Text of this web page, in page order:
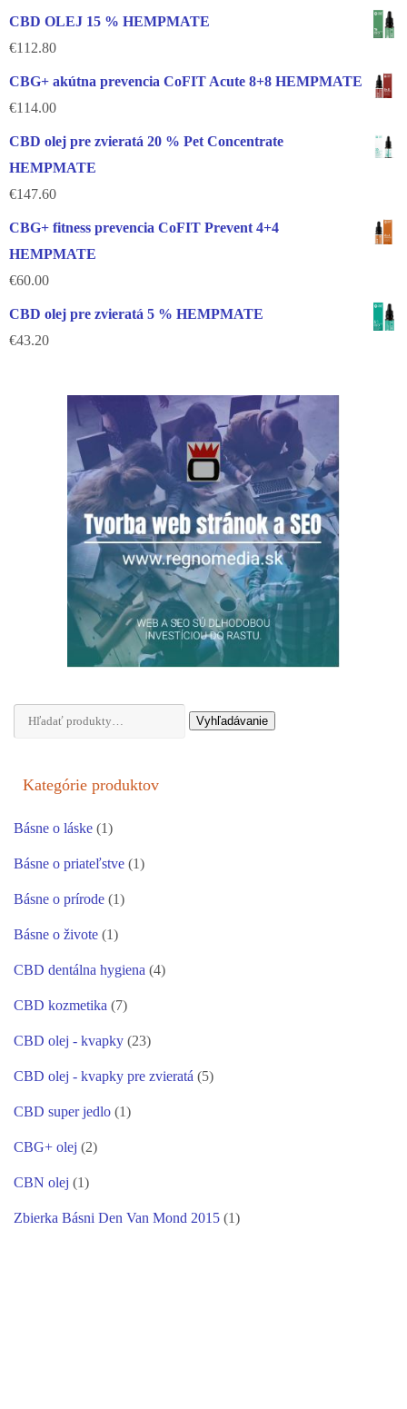
CBD OLEJ 15 % HEMPMATE
€112.80
CBG+ akútna prevencia CoFIT Acute 8+8 HEMPMATE
€114.00
CBD olej pre zvieratá 20 % Pet Concentrate
HEMPMATE
€147.60
CBG+ fitness prevencia CoFIT Prevent 4+4
HEMPMATE
€60.00
CBD olej pre zvieratá 5 % HEMPMATE
€43.20
Hľadať: Vyhľadávanie
Kategórie produktov
Básne o láske (1)
Básne o priateľstve (1)
Básne o prírode (1)
Básne o živote (1)
CBD dentálna hygiena (4)
CBD kozmetika (7)
CBD olej - kvapky (23)
CBD olej - kvapky pre zvieratá (5)
CBD super jedlo (1)
CBG+ olej (2)
CBN olej (1)
Zbierka Básni Den Van Mond 2015 (1)